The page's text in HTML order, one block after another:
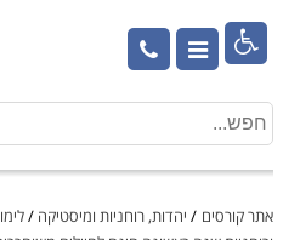

אתר קורסים / יהדות, רוחניות ומיסטיקה /